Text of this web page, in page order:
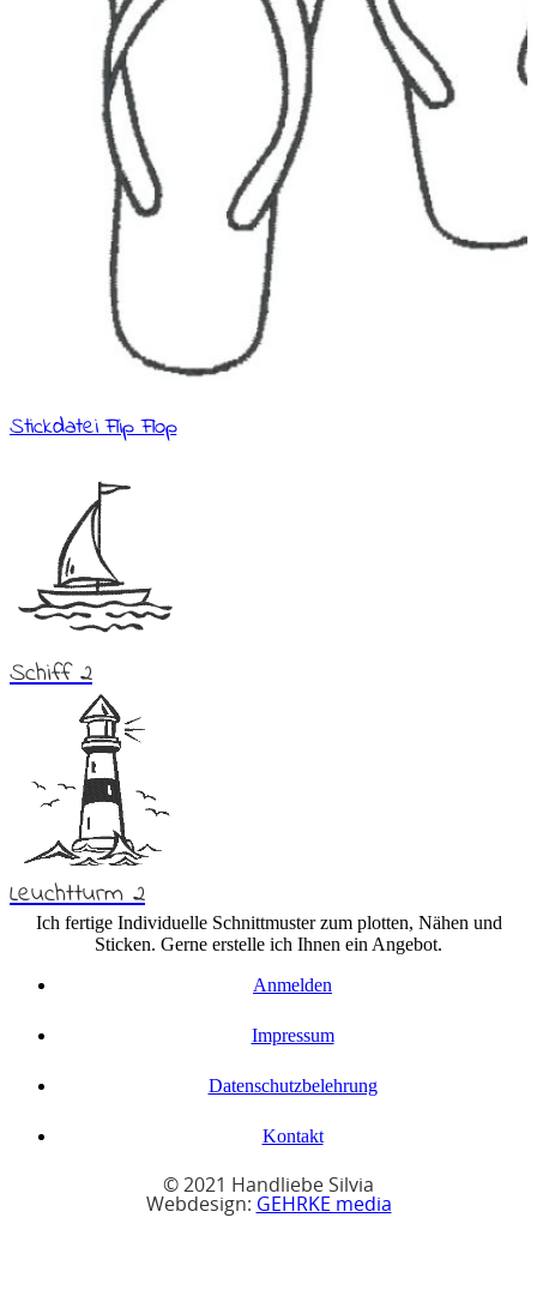
Stickdatei Flip Flop
Schiff 2
Leuchtturm 2
Ich fertige Individuelle Schnittmuster zum plotten, Nähen und
Sticken. Gerne erstelle ich Ihnen ein Angebot.
Anmelden
Impressum
Datenschutzbelehrung
Kontakt
© 2021 Handliebe Silvia
Webdesign: GEHRKE media